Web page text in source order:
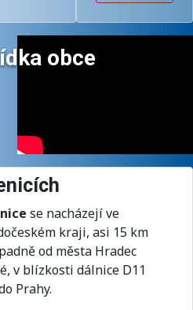
ního
u
tva
obce
se nacházejí ve
kraji, asi 15 km
od města Hradec
v blízkosti dálnice D11
Prahy.